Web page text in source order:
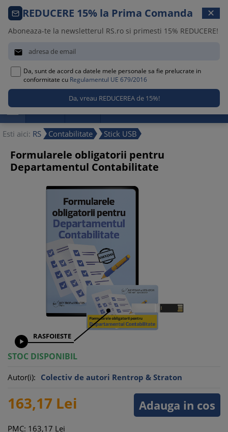
Comanda telefonica · 021 209 45 12

 Promotii Noutati Reduceri
Esti aici: RS Contabilitate Stick USB
REDUCERE 15% la Prima Comanda ✕
Aboneaza-te la newsletterul RS.ro si primesti 15% REDUCERE!

Da, sunt de acord ca datele mele personale sa fie prelucrate in
conformitate cu Regulamentul UE 679/2016
Formularele obligatorii pentru
Departamentul Contabilitate

RASFOIESTE
STOC DISPONIBIL
Autor(i): Colectiv de autori Rentrop & Straton
Adauga in cos
163,17 Lei
PMC: 163,17 Lei